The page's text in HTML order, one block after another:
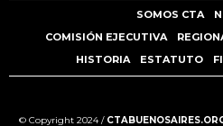
SOMOS CTA
COMISIÓN EJECUTIVA
HISTORIA
ESTATUTO
© Copyright 2024 /